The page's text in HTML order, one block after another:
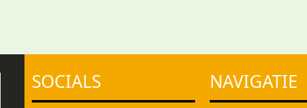
SOCIALS NAVIGATIE